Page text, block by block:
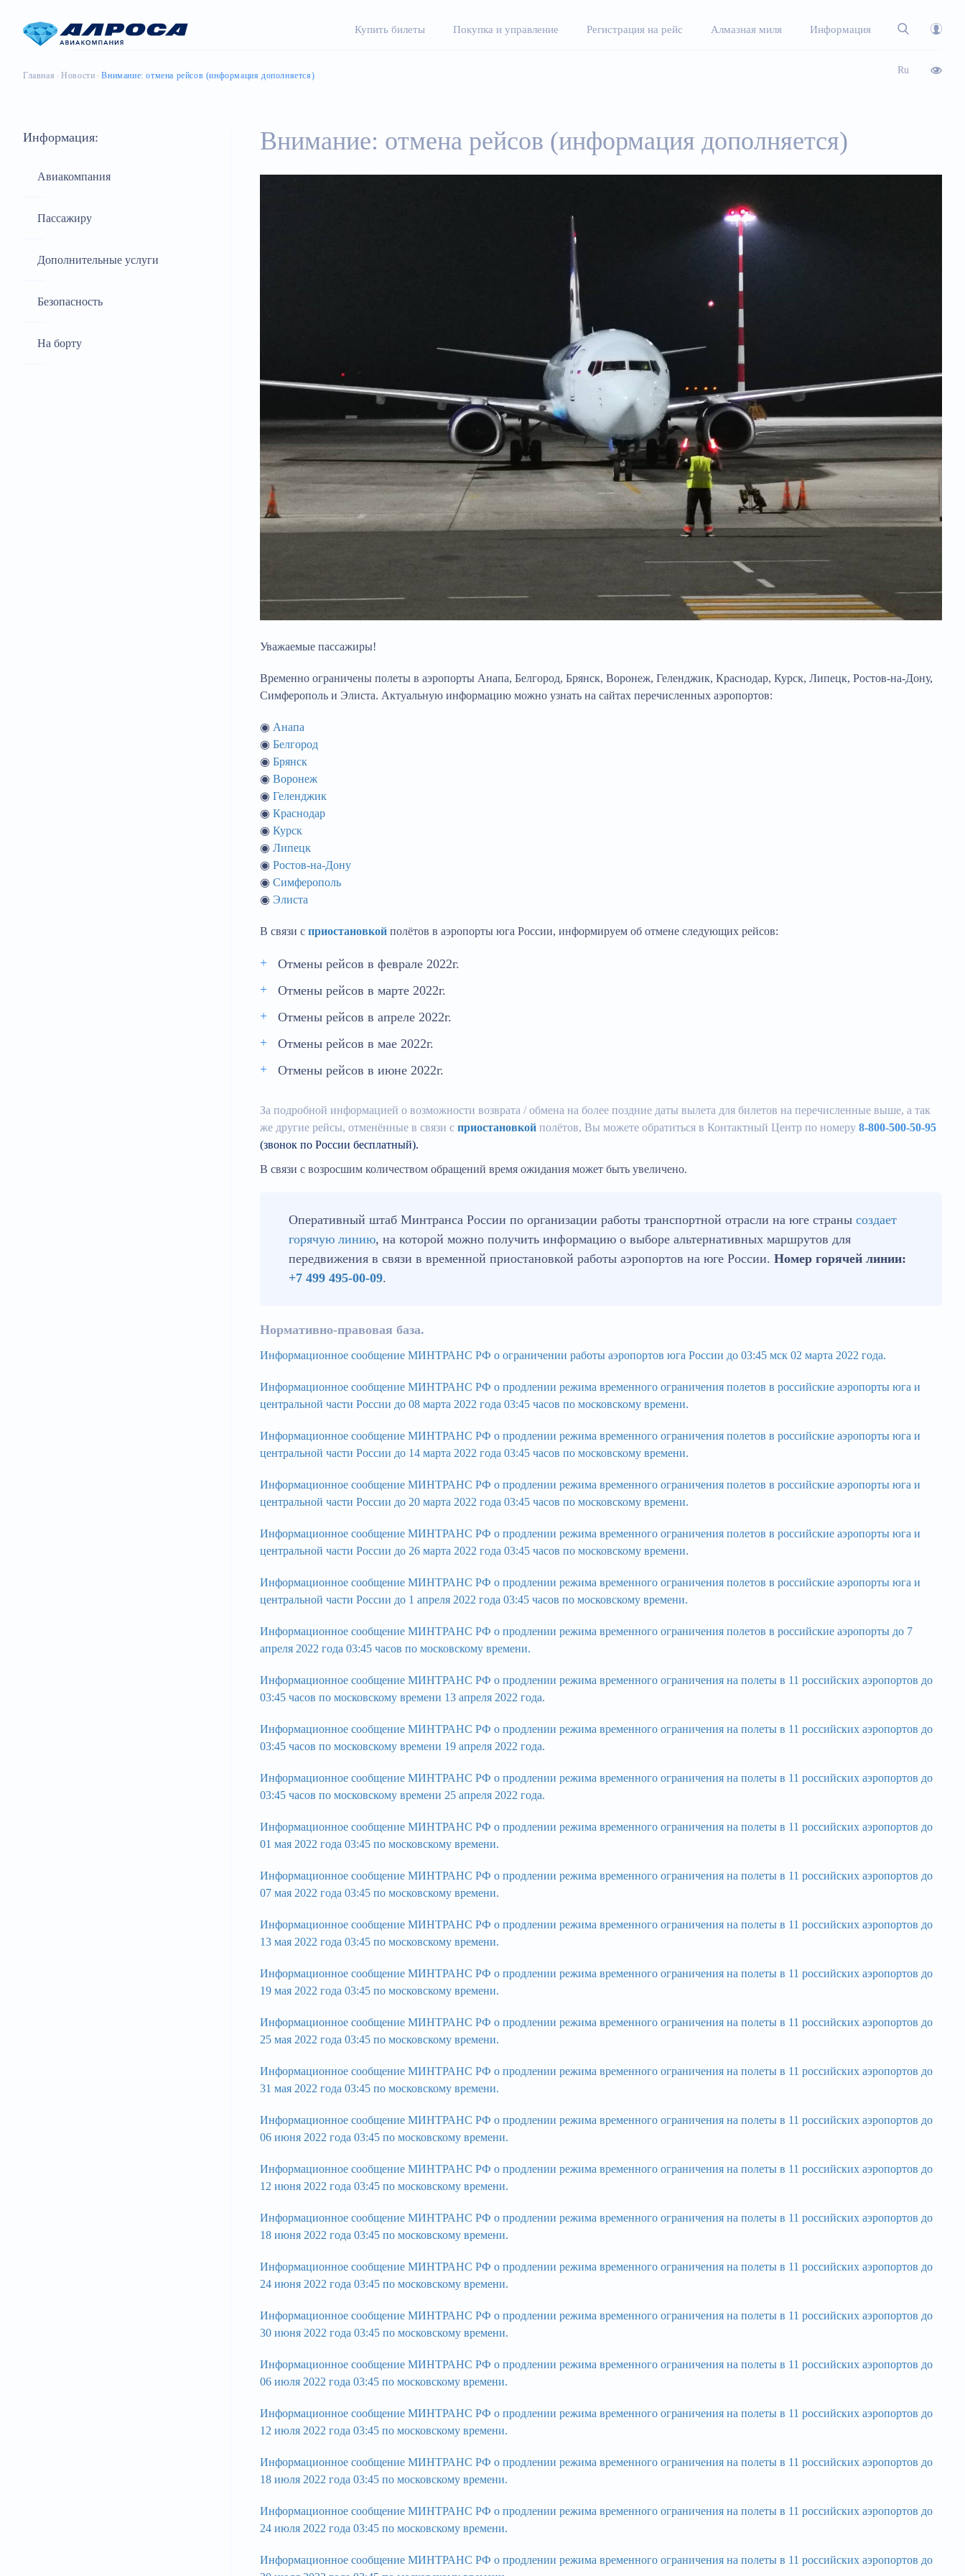
Купить билеты Покупка и управление Регистрация на рейс Алмазная миля Информация
Ru
Главная Новости Внимание: отмена рейсов (информация дополняется)
Информация:
Авиакомпания
Пассажиру
Дополнительные услуги
Безопасность
На борту
Внимание: отмена рейсов (информация дополняется)
Уважаемые пассажиры!
Временно ограничены полеты в аэропорты Анапа, Белгород, Брянск, Воронеж, Геленджик, Краснодар, Курск, Липецк, Ростов-на-Дону,
Симферополь и Элиста. Актуальную информацию можно узнать на сайтах перечисленных аэропортов:
◉ Анапа
◉ Белгород
◉ Брянск
◉ Воронеж
◉ Геленджик
◉ Краснодар
◉ Курск
◉ Липецк
◉ Ростов-на-Дону
◉ Симферополь
◉ Элиста
В связи с приостановкой полётов в аэропорты юга России, информируем об отмене следующих рейсов:
Отмены рейсов в феврале 2022г.
Отмены рейсов в марте 2022г.
Отмены рейсов в апреле 2022г.
Отмены рейсов в мае 2022г.
Отмены рейсов в июне 2022г.
За подробной информацией о возможности возврата / обмена на более поздние даты вылета для билетов на перечисленные выше, а так
же другие рейсы, отменённые в связи с приостановкой полётов, Вы можете обратиться в Контактный Центр по номеру 8-800-500-50-95
(звонок по России бесплатный).
В связи с возросшим количеством обращений время ожидания может быть увеличено.
Оперативный штаб Минтранса России по организации работы транспортной отрасли на юге страны создает
горячую линию, на которой можно получить информацию о выборе альтернативных маршрутов для
передвижения в связи в временной приостановкой работы аэропортов на юге России. Номер горячей линии:
+7 499 495-00-09.
Нормативно-правовая база.
Информационное сообщение МИНТРАНС РФ о ограничении работы аэропортов юга России до 03:45 мск 02 марта 2022 года.
Информационное сообщение МИНТРАНС РФ о продлении режима временного ограничения полетов в российские аэропорты юга и
центральной части России до 08 марта 2022 года 03:45 часов по московскому времени.
Информационное сообщение МИНТРАНС РФ о продлении режима временного ограничения полетов в российские аэропорты юга и
центральной части России до 14 марта 2022 года 03:45 часов по московскому времени.
Информационное сообщение МИНТРАНС РФ о продлении режима временного ограничения полетов в российские аэропорты юга и
центральной части России до 20 марта 2022 года 03:45 часов по московскому времени.
Информационное сообщение МИНТРАНС РФ о продлении режима временного ограничения полетов в российские аэропорты юга и
центральной части России до 26 марта 2022 года 03:45 часов по московскому времени.
Информационное сообщение МИНТРАНС РФ о продлении режима временного ограничения полетов в российские аэропорты юга и
центральной части России до 1 апреля 2022 года 03:45 часов по московскому времени.
Информационное сообщение МИНТРАНС РФ о продлении режима временного ограничения полетов в российские аэропорты до 7
апреля 2022 года 03:45 часов по московскому времени.
Информационное сообщение МИНТРАНС РФ о продлении режима временного ограничения на полеты в 11 российских аэропортов до
03:45 часов по московскому времени 13 апреля 2022 года.
Информационное сообщение МИНТРАНС РФ о продлении режима временного ограничения на полеты в 11 российских аэропортов до
03:45 часов по московскому времени 19 апреля 2022 года.
Информационное сообщение МИНТРАНС РФ о продлении режима временного ограничения на полеты в 11 российских аэропортов до
03:45 часов по московскому времени 25 апреля 2022 года.
Информационное сообщение МИНТРАНС РФ о продлении режима временного ограничения на полеты в 11 российских аэропортов до
01 мая 2022 года 03:45 по московскому времени.
Информационное сообщение МИНТРАНС РФ о продлении режима временного ограничения на полеты в 11 российских аэропортов до
07 мая 2022 года 03:45 по московскому времени.
Информационное сообщение МИНТРАНС РФ о продлении режима временного ограничения на полеты в 11 российских аэропортов до
13 мая 2022 года 03:45 по московскому времени.
Информационное сообщение МИНТРАНС РФ о продлении режима временного ограничения на полеты в 11 российских аэропортов до
19 мая 2022 года 03:45 по московскому времени.
Информационное сообщение МИНТРАНС РФ о продлении режима временного ограничения на полеты в 11 российских аэропортов до
25 мая 2022 года 03:45 по московскому времени.
Информационное сообщение МИНТРАНС РФ о продлении режима временного ограничения на полеты в 11 российских аэропортов до
31 мая 2022 года 03:45 по московскому времени.
Информационное сообщение МИНТРАНС РФ о продлении режима временного ограничения на полеты в 11 российских аэропортов до
06 июня 2022 года 03:45 по московскому времени.
Информационное сообщение МИНТРАНС РФ о продлении режима временного ограничения на полеты в 11 российских аэропортов до
12 июня 2022 года 03:45 по московскому времени.
Информационное сообщение МИНТРАНС РФ о продлении режима временного ограничения на полеты в 11 российских аэропортов до
18 июня 2022 года 03:45 по московскому времени.
Информационное сообщение МИНТРАНС РФ о продлении режима временного ограничения на полеты в 11 российских аэропортов до
24 июня 2022 года 03:45 по московскому времени.
Информационное сообщение МИНТРАНС РФ о продлении режима временного ограничения на полеты в 11 российских аэропортов до
30 июня 2022 года 03:45 по московскому времени.
Информационное сообщение МИНТРАНС РФ о продлении режима временного ограничения на полеты в 11 российских аэропортов до
06 июля 2022 года 03:45 по московскому времени.
Информационное сообщение МИНТРАНС РФ о продлении режима временного ограничения на полеты в 11 российских аэропортов до
12 июля 2022 года 03:45 по московскому времени.
Информационное сообщение МИНТРАНС РФ о продлении режима временного ограничения на полеты в 11 российских аэропортов до
18 июля 2022 года 03:45 по московскому времени.
Информационное сообщение МИНТРАНС РФ о продлении режима временного ограничения на полеты в 11 российских аэропортов до
24 июля 2022 года 03:45 по московскому времени.
Информационное сообщение МИНТРАНС РФ о продлении режима временного ограничения на полеты в 11 российских аэропортов до